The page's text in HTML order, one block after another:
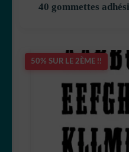
40 gommettes
50% SUR LE 2ÈME !!